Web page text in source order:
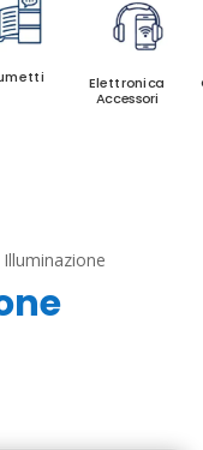
Elettronica
Accessori